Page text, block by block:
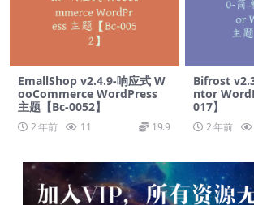
EmallShop v2.4.9-响应式 W
ooCommerce WordPress
主题【Bc-0052】
2 年前 11 19.9
Bifrost
ntor
017】
2 年前